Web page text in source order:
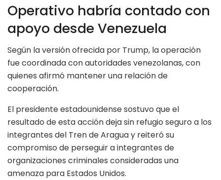
Operativo habría contado con
apoyo desde Venezuela
Según la versión ofrecida por Trump, la operación
fue coordinada con autoridades venezolanas, con
quienes afirmó mantener una relación de
cooperación.
El presidente estadounidense sostuvo que el
resultado de esta acción deja sin refugio seguro a los
integrantes del Tren de Aragua y reiteró su
compromiso de perseguir a integrantes de
organizaciones criminales consideradas una
amenaza para Estados Unidos.